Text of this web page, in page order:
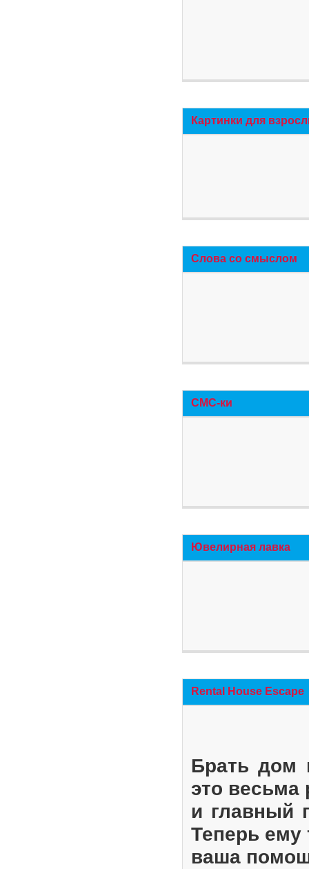
Картинки для
Слова со смыслом
СМС-ки
Ювелирная лавка
Rental House Escape
Брать дом
это весьма
и главный
Теперь ему
ваша